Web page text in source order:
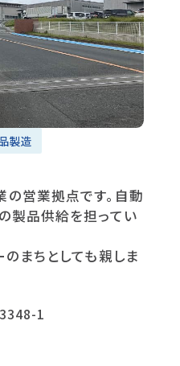
製造
営業拠点です。自動
製品供給を担ってい
まちとしても親しま
1